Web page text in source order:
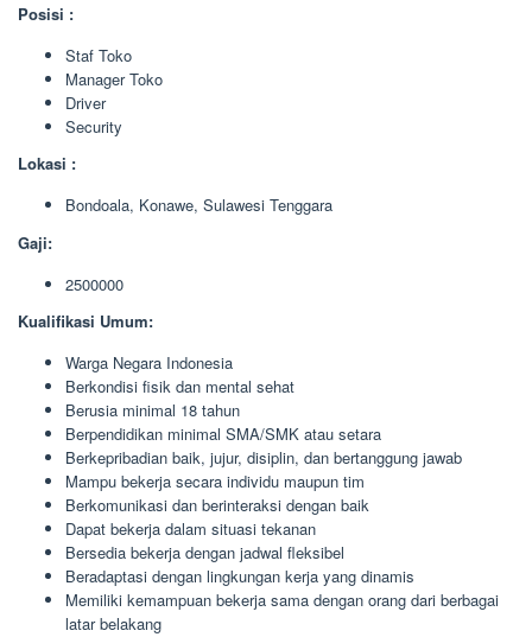
Posisi :
Staf Toko
Manager Toko
Driver
Security
Lokasi :
Bondoala, Konawe, Sulawesi Tenggara
Gaji:
2500000
Kualifikasi Umum:
Warga Negara Indonesia
Berkondisi fisik dan mental sehat
Berusia minimal 18 tahun
Berpendidikan minimal SMA/SMK atau setara
Berkepribadian baik, jujur, disiplin, dan bertanggung jawab
Mampu bekerja secara individu maupun tim
Berkomunikasi dan berinteraksi dengan baik
Dapat bekerja dalam situasi tekanan
Bersedia bekerja dengan jadwal fleksibel
Beradaptasi dengan lingkungan kerja yang dinamis
Memiliki kemampuan bekerja sama dengan orang dari berbagai
latar belakang